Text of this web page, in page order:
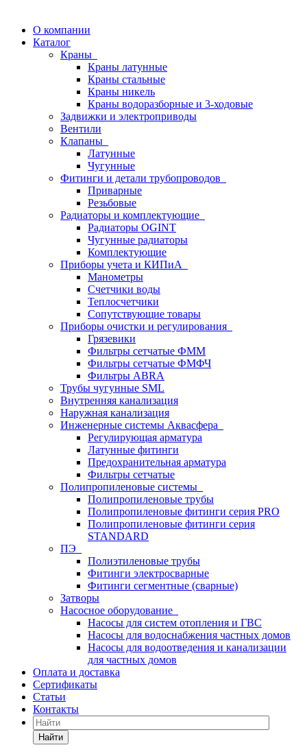
О компании
Каталог
Краны
Краны латунные
Краны стальные
Краны никель
Краны водоразборные и 3-ходовые
Задвижки и электроприводы
Вентили
Клапаны
Латунные
Чугунные
Фитинги и детали трубопроводов
Приварные
Резьбовые
Радиаторы и комплектующие
Радиаторы OGINT
Чугунные радиаторы
Комплектующие
Приборы учета и КИПиА
Манометры
Счетчики воды
Теплосчетчики
Сопутствующие товары
Приборы очистки и регулирования
Грязевики
Фильтры сетчатые ФММ
Фильтры сетчатые ФМФЧ
Фильтры ABRA
Трубы чугунные SML
Внутренняя канализация
Наружная канализация
Инженерные системы Аквасфера
Регулирующая арматура
Латунные фитинги
Предохранительная арматура
Фильтры сетчатые
Полипропиленовые системы
Полипропиленовые трубы
Полипропиленовые фитинги серия PRO
Полипропиленовые фитинги серия
STANDARD
ПЭ
Полиэтиленовые трубы
Фитинги электросварные
Фитинги сегментные (сварные)
Затворы
Насосное оборудование
Насосы для систем отопления и ГВС
Насосы для водоснабжения частных домов
Насосы для водоотведения и канализации
для частных домов
Оплата и доставка
Сертификаты
Статьи
Контакты
Найти